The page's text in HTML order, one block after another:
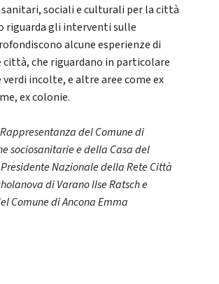
sociali e culturali per la città
gli interventi sulle
alcune esperienze di
che riguardano in particolare
incolte, e altre aree come ex
ex colonie.
del Comune di
sociosanitarie e della Casa del
Nazionale della Rete Città
di Varano Ilse Ratsch e
Comune di Ancona Emma